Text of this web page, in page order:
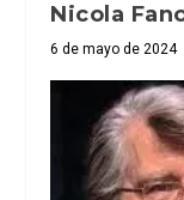
Nicola
6 de mayo de 2024